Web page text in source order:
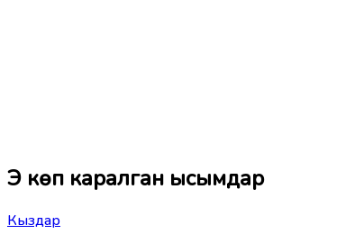
Эң көп каралган ысымдар
Кыздар